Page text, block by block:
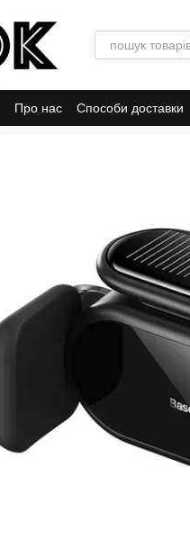
Про нас Способи доставки
Політика конфіденційності